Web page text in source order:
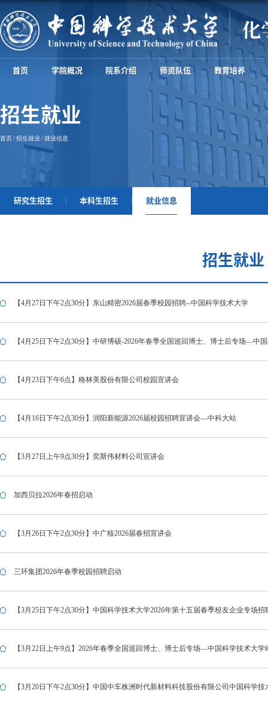
首页 学院概况 院系介绍 师资队伍 教育培养
招生就业
首页 招生就业 就业信息
研究生招生 本科生招生 就业信息
招生就业
【4月27日下午2点30分】东山精密2026届春季校园招聘--中国科学技术大学
【4月25日下午2点30分】中研博硕-2026年春季全国巡回博士、博士后专场—中
【4月23日下午6点】格林美股份有限公司校园宣讲会
【4月16日下午2点30分】润阳新能源2026届校园招聘宣讲会—中科大站
【3月27日上午9点30分】奕斯伟材料公司宣讲会
加西贝拉2026年春招启动
【3月26日下午2点30分】中广核2026届春招宣讲会
三环集团2026年春季校园招聘启动
【3月25日下午2点30分】中国科学技术大学2026年第十五届春季校友企业专场招
【3月22日上午9点】2026年春季全国巡回博士、博士后专场—中国科学技术大学
【3月20日下午2点30分】中国中车株洲时代新材料科技股份有限公司中国科学